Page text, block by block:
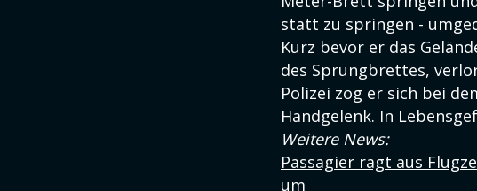
statt zu springen -
Kurz bevor er das
des Sprungbrettes,
Polizei zog er sich bei
Handgelenk. In
Weitere News:
Passagier ragt aus
um